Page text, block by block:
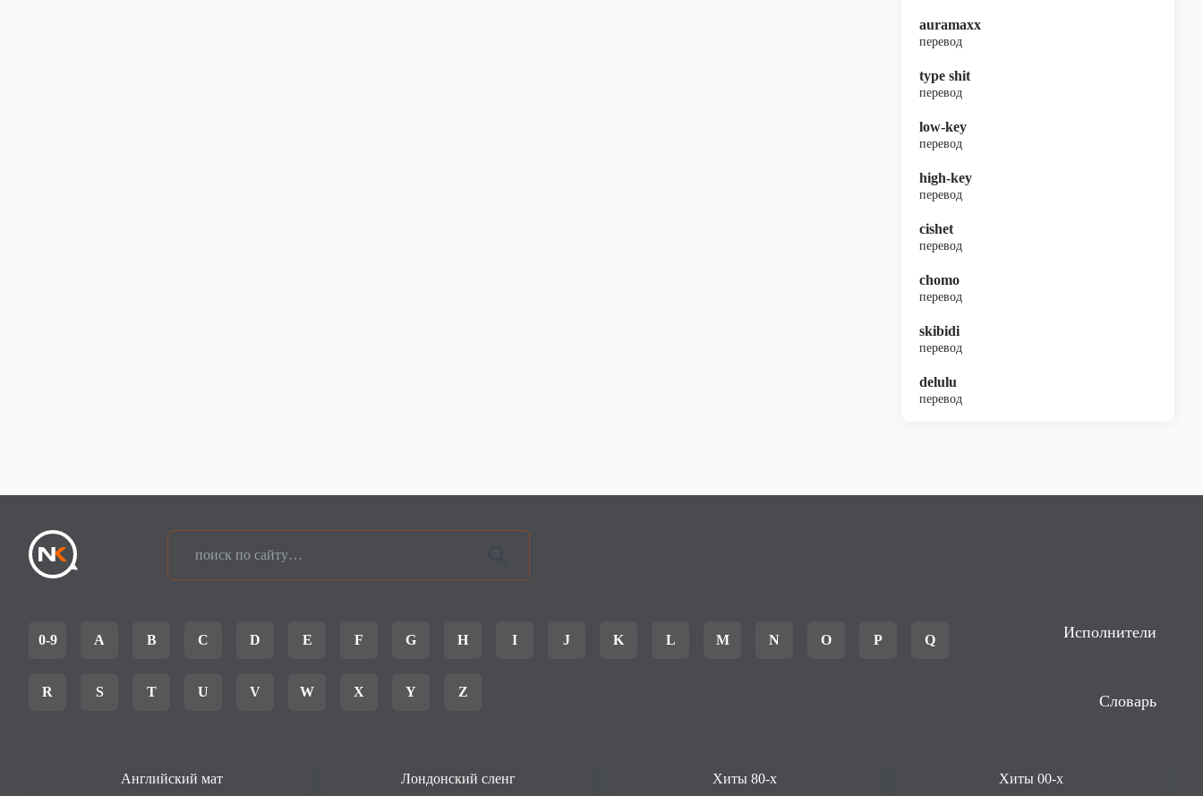
auramaxx
перевод
type shit
перевод
low-key
перевод
high-key
перевод
cishet
перевод
chomo
перевод
skibidi
перевод
delulu
перевод
0-9 A B C D E F G H I J K L M N O P Q
R S T U V W X Y Z
Исполнители
Словарь
Английский мат Лондонский сленг Хиты 80-х Хиты 00-х